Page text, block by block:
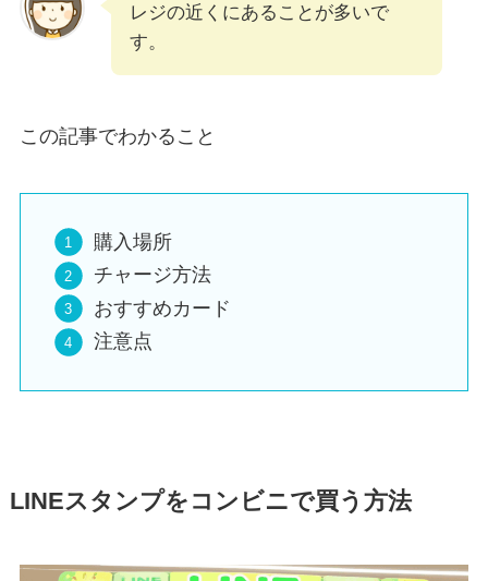
レジの近くにあることが多いで
す。
この記事でわかること
購入場所
チャージ方法
おすすめカード
注意点
LINEスタンプをコンビニで買う方法